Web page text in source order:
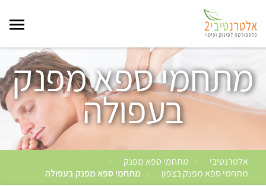
מתחמי ספא מפנק
בעפולה
אלטרנטיבי › מתחמי ספא מפנק ›
מתחמי ספא מפנק בצפון › מתחמי ספא מפנק בעפולה